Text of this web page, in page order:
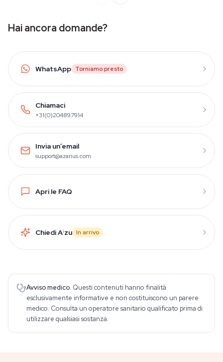
Hai ancora domande?
WhatsApp Torniamo presto
Chiamaci
+31(0)204897914
Invia un’email
support@azarius.com
Apri le FAQ
Chiedi Aizu In arrivo
Avviso medico. Questi contenuti hanno finalità
esclusivamente informative e non costituiscono un parere
medico. Consulta un operatore sanitario qualificato prima di
utilizzare qualsiasi sostanza.